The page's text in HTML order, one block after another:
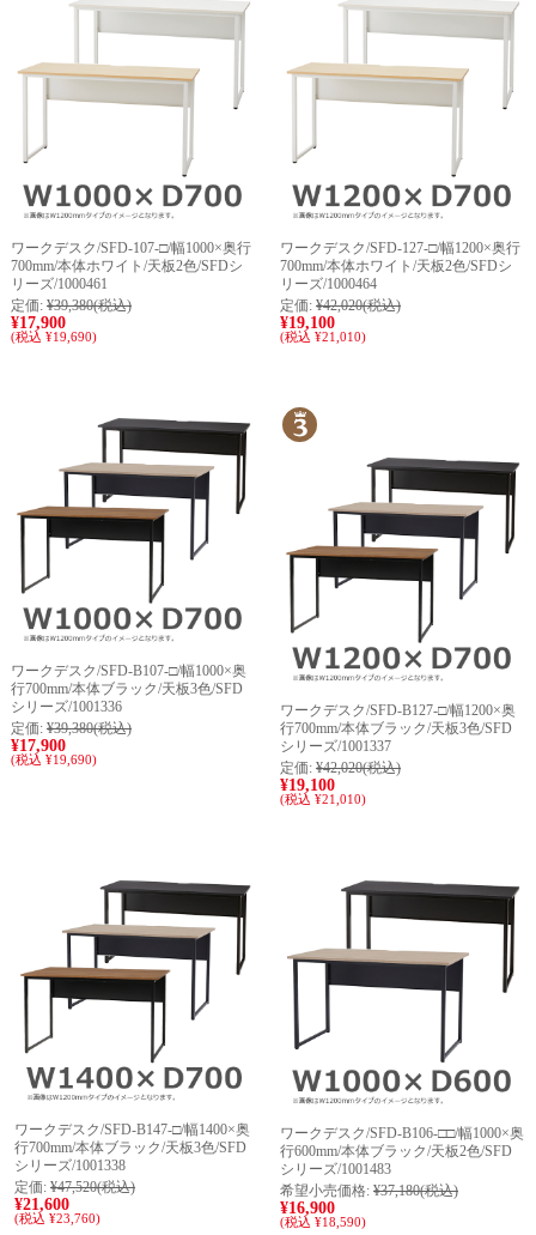
ワークデスク/SFD-107-□/幅1000×奥行
700mm/本体ホワイト/天板2色/SFDシ
リーズ/1000461
定価: ¥39,380(税込)
¥17,900
(税込 ¥19,690)
ワークデスク/SFD-127-□/幅1200×奥行
700mm/本体ホワイト/天板2色/SFDシ
リーズ/1000464
定価: ¥42,020(税込)
¥19,100
(税込 ¥21,010)
ワークデスク/SFD-B107-□/幅1000×奥
行700mm/本体ブラック/天板3色/SFD
シリーズ/1001336
定価: ¥39,380(税込)
¥17,900
(税込 ¥19,690)
ワークデスク/SFD-B127-□/幅1200×奥
行700mm/本体ブラック/天板3色/SFD
シリーズ/1001337
定価: ¥42,020(税込)
¥19,100
(税込 ¥21,010)
ワークデスク/SFD-B147-□/幅1400×奥
行700mm/本体ブラック/天板3色/SFD
シリーズ/1001338
定価: ¥47,520(税込)
¥21,600
(税込 ¥23,760)
ワークデスク/SFD-B106-□□/幅1000×奥
行600mm/本体ブラック/天板2色/SFD
シリーズ/1001483
希望小売価格: ¥37,180(税込)
¥16,900
(税込 ¥18,590)